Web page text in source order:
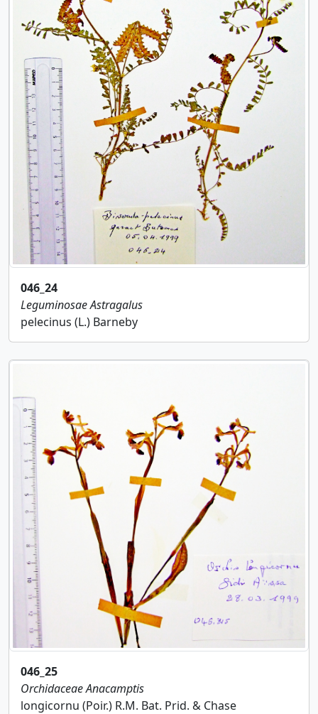
046_24
LeguminosaeAstragalus
pelecinus (L.) Barneby
046_25
OrchidaceaeAnacamptis
longicornu (Poir.) R.M. Bat. Prid. & Chase